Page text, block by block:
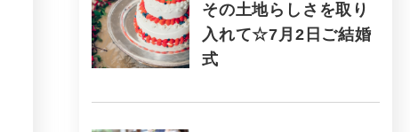
その土地らしさを取り
入れて☆7月2日ご結婚
式